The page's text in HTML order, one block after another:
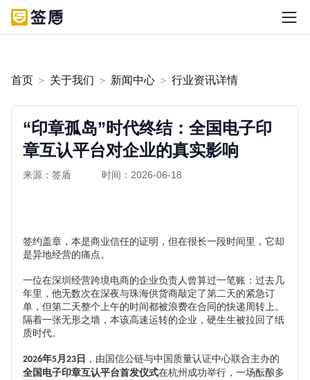
首页 ＞ 关于我们 ＞ 新闻中心 ＞ 行业资讯详情
“印章孤岛”时代终结：全国电子印
章互认平台对企业的真实影响
来源：签盾 时间：2026-06-18
签约盖章，本是商业信任的证明， 但在很长一段时间里，它却
是异地经营的痛点。
一位在深圳经营跨境电商的企业负责人曾算过一笔账：过去几
年里，他无数次在深夜与珠海供货商敲定了第二天的紧急订
单，但第二天整个上午的时间都被浪费在合同的快递周转上。
隔着一张无形之墙，本该高速运转的企业，硬生生被拉回了纸
质时代。
2026年5月 23 日 ，由国信公链与中国质量认证中心联合主办的
全国电子印章互认平台首发仪式在杭州成功举行 ， 一场酝酿多